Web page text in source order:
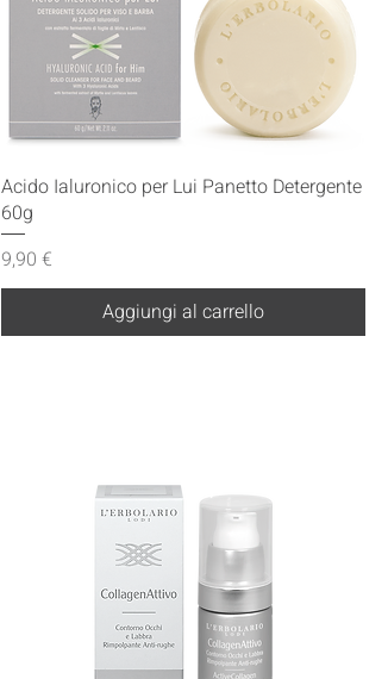
Vista rapida
Acido Ialuronico per Lui Panetto Detergente
60g
Prezzo
9,90 €
Aggiungi al carrello